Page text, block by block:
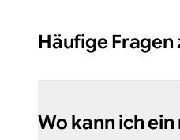
Häufige Fragen
Wo kann ich